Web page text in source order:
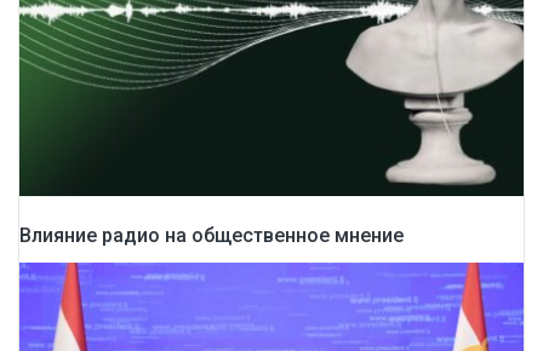
Влияние радио на общественное мнение